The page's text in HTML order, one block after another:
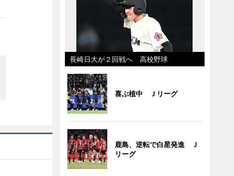
長崎日大が２回戦へ 高校野球
喜ぶ植中 Ｊリーグ
鹿島、逆転で白星発進 Ｊ
リーグ